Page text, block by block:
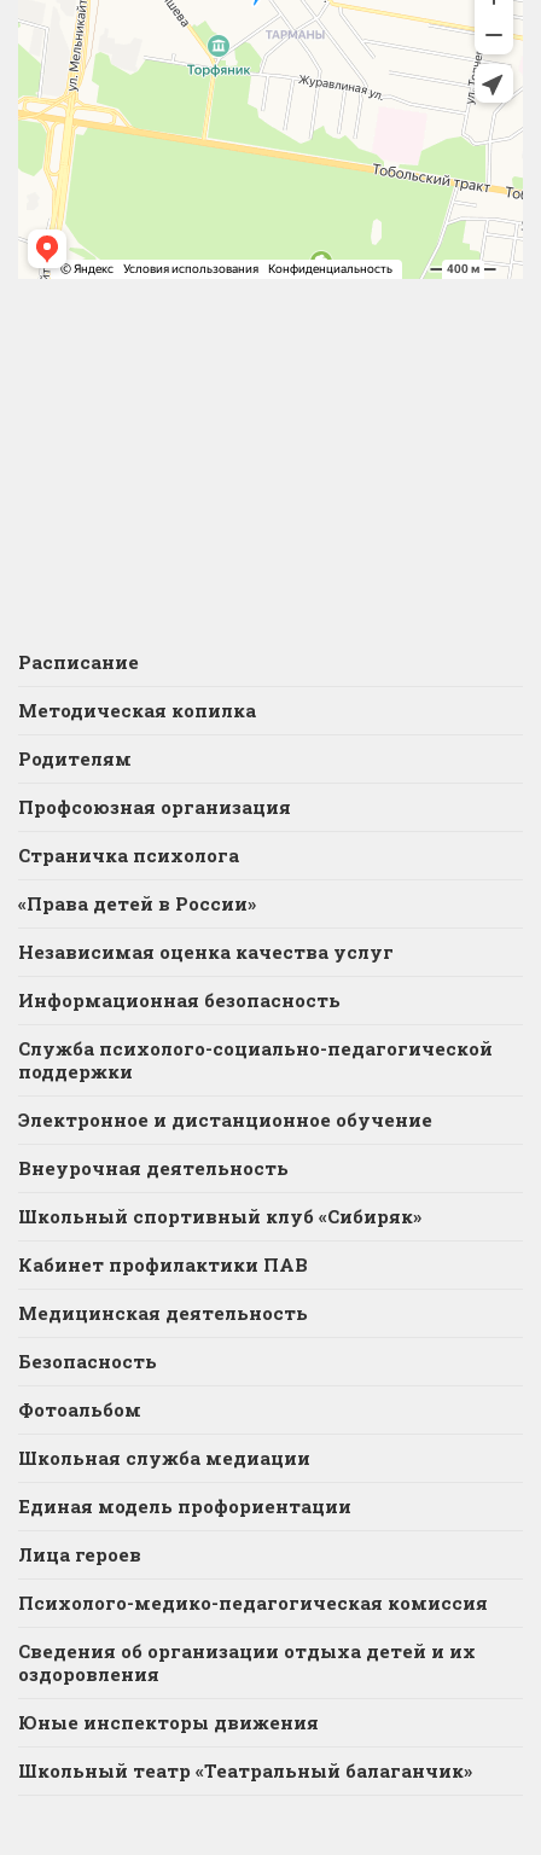
Расписание
Методическая копилка
Родителям
Профсоюзная организация
Страничка психолога
«Права детей в России»
Независимая оценка качества услуг
Информационная безопасность
Служба психолого-социально-педагогической
поддержки
Электронное и дистанционное обучение
Внеурочная деятельность
Школьный спортивный клуб «Сибиряк»
Кабинет профилактики ПАВ
Медицинская деятельность
Безопасность
Фотоальбом
Школьная служба медиации
Единая модель профориентации
Лица героев
Психолого-медико-педагогическая комиссия
Сведения об организации отдыха детей и их
оздоровления
Юные инспекторы движения
Школьный театр «Театральный балаганчик»